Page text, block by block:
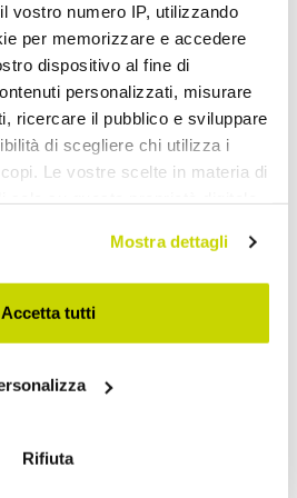
vostro numero IP, utilizzando
per memorizzare e accedere
dispositivo al fine di
personalizzati, misurare
ricercare il pubblico e sviluppare
di scegliere chi utilizza i
Le vostre scelte in materia di
proprio consenso in qualsiasi
sui cookie o facendo clic
della privacy.
sulla tua posizione
dispositivo, scansionandolo
Mostra dettagli
Accetta tutti
Rifiuta